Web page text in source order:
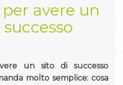
avere un
un sito di successo
molto semplice: cosa